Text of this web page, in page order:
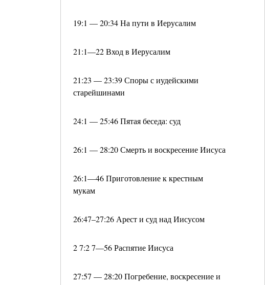
19:1 — 20:34 На пути в Иерусалим
21:1—22 Вход в Иерусалим
21:23 — 23:39 Споры с иудейскими
старейшинами
24:1 — 25:46 Пятая беседа: суд
26:1 — 28:20 Смерть и воскресение Иисуса
26:1—46 Приготовление к крестным
мукам
26:47–27:26 Арест и суд над Иисусом
2 7:2 7—56 Распятие Иисуса
27:57 — 28:20 Погребение, воскресение и